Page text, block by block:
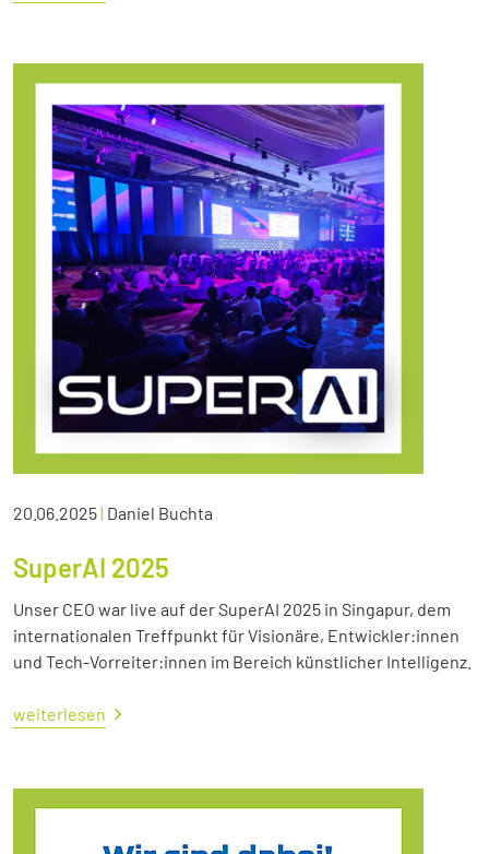
20.06.2025| Daniel Buchta
SuperAI 2025
Unser CEO war live auf der SuperAI 2025 in Singapur, dem
internationalen Treffpunkt für Visionäre, Entwickler:innen
und Tech-Vorreiter:innen im Bereich künstlicher Intelligenz.
weiterlesen